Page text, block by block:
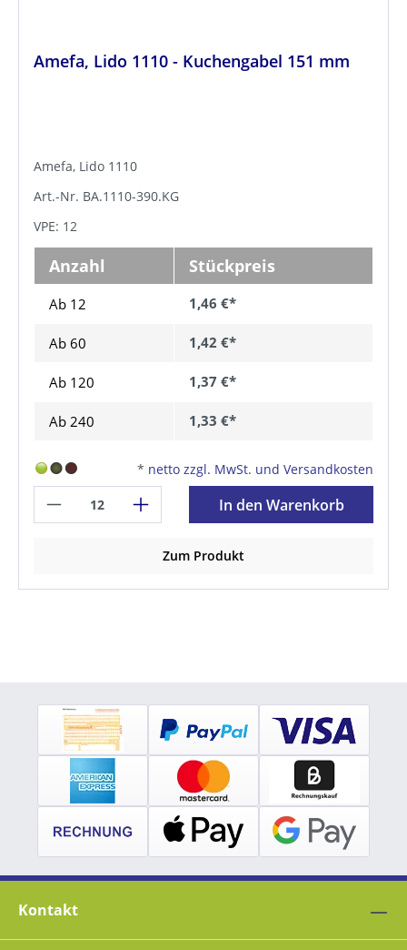
Amefa, Lido 1110 - Kuchengabel 151 mm
Amefa, Lido 1110
Art.-Nr. BA.1110-390.KG
VPE: 12
Anzahl Stückpreis
Ab 12 1,46 €*
Ab 60 1,42 €*
Ab 120 1,37 €*
Ab 240 1,33 €*
* netto zzgl. MwSt. und Versandkosten
In den Warenkorb
Zum Produkt
Kontakt